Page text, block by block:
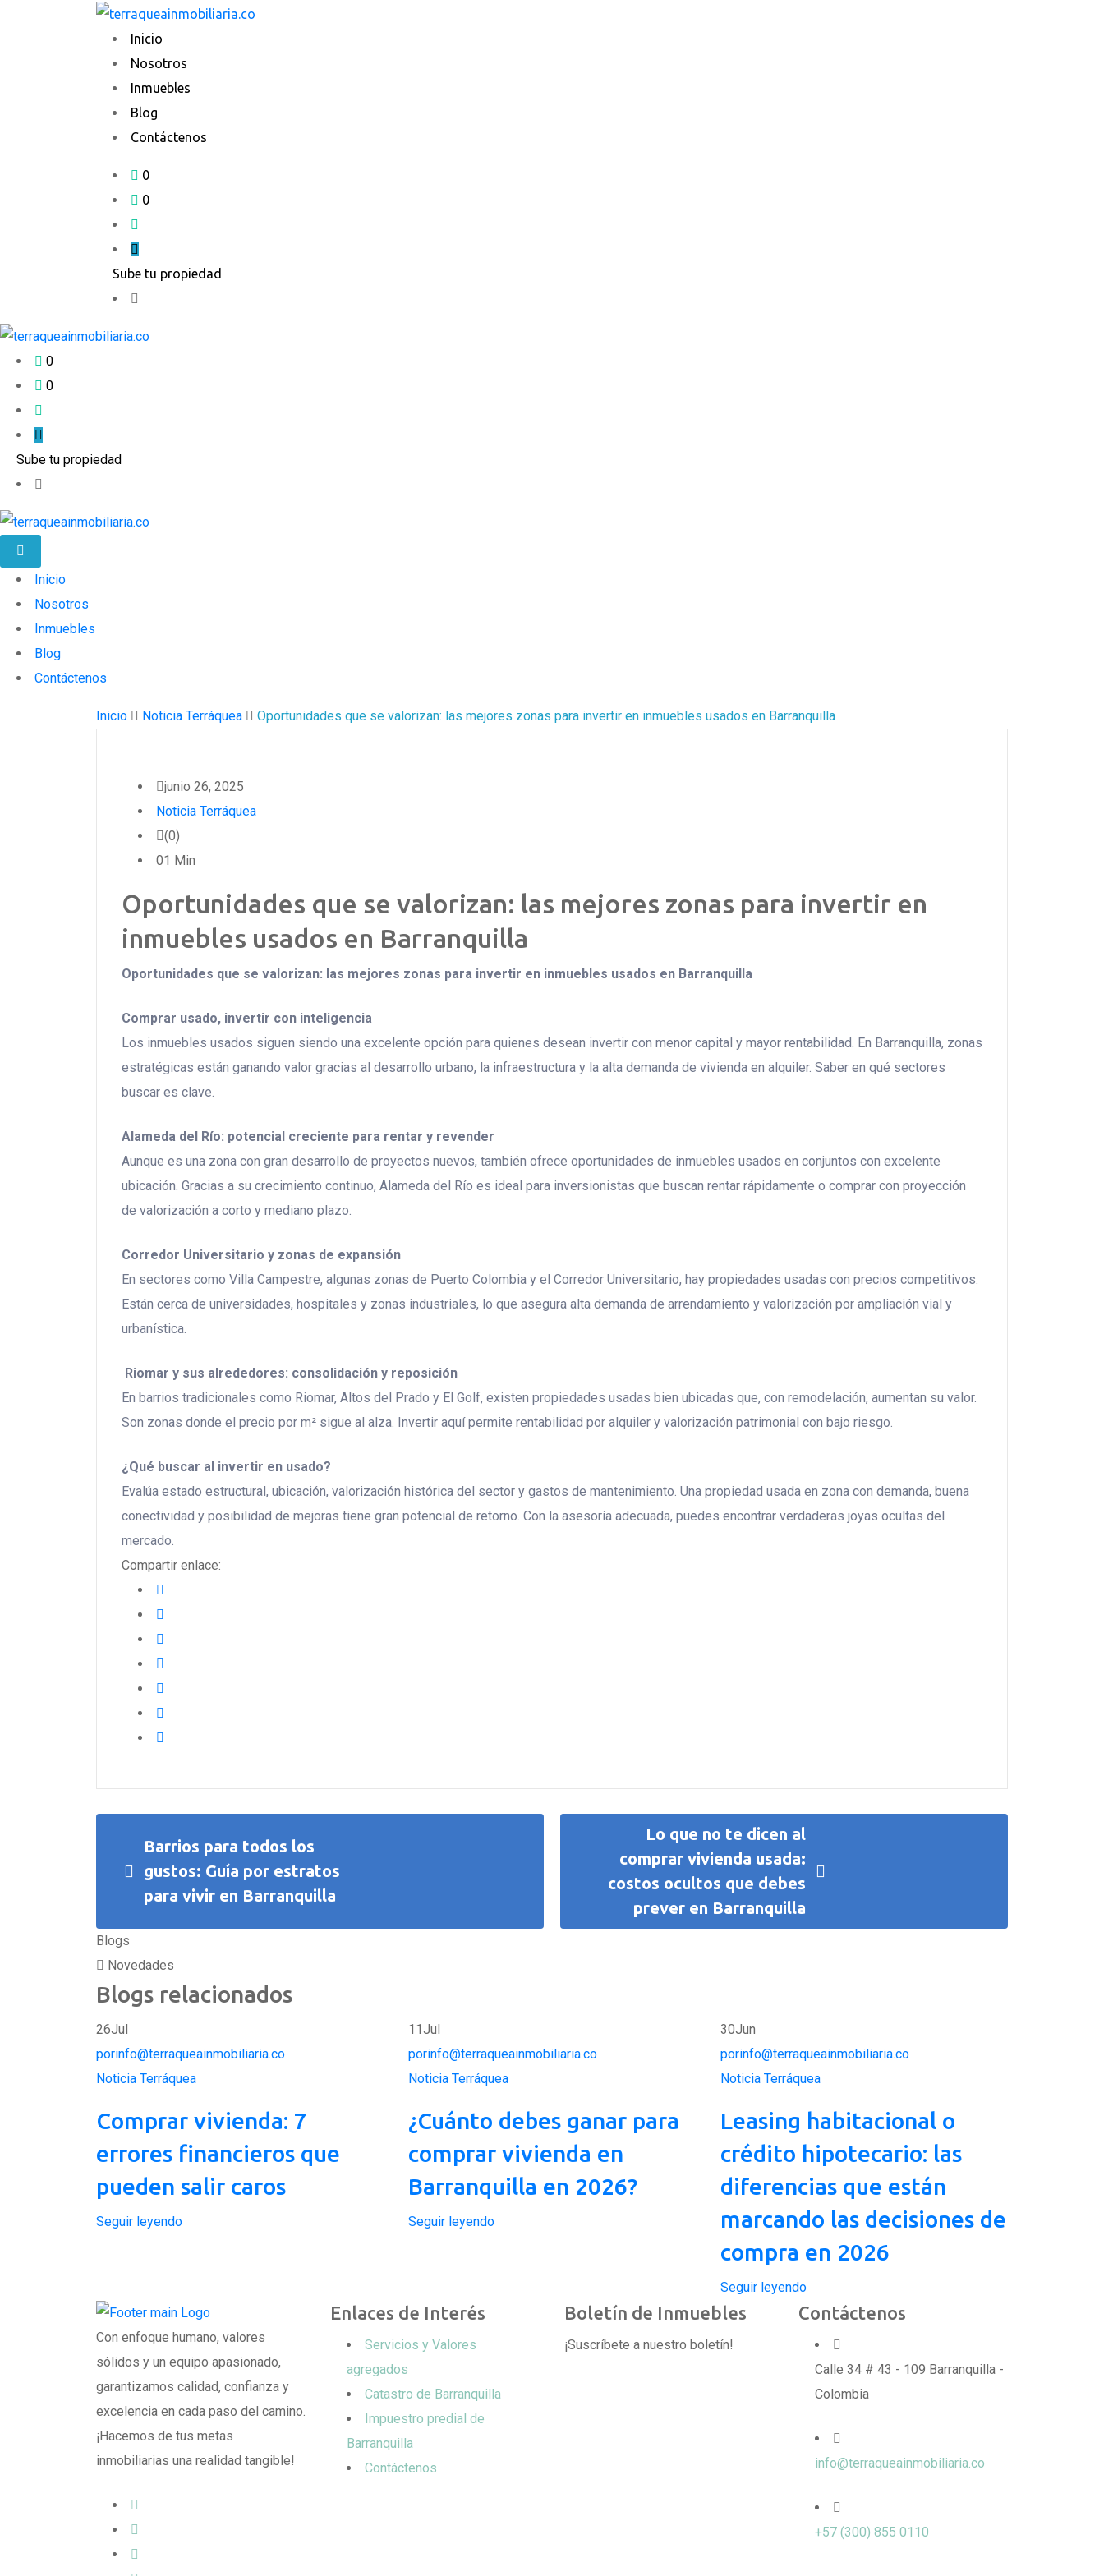
Inicio
Nosotros
Inmuebles
Blog
Contáctenos
0
0
Sube tu propiedad
0
0
Sube tu propiedad
Inicio
Nosotros
Inmuebles
Blog
Contáctenos
Inicio Noticia Terráquea Oportunidades que se valorizan: las mejores zonas para invertir en inmuebles usados en Barranquilla
junio 26, 2025
Noticia Terráquea
(0)
01 Min
Oportunidades que se valorizan: las mejores zonas para invertir en
inmuebles usados en Barranquilla
Oportunidades que se valorizan: las mejores zonas para invertir en inmuebles usados en Barranquilla
Comprar usado, invertir con inteligencia
Los inmuebles usados siguen siendo una excelente opción para quienes desean invertir con menor capital y mayor rentabilidad. En Barranquilla, zonas
estratégicas están ganando valor gracias al desarrollo urbano, la infraestructura y la alta demanda de vivienda en alquiler. Saber en qué sectores
buscar es clave.
Alameda del Río: potencial creciente para rentar y revender
Aunque es una zona con gran desarrollo de proyectos nuevos, también ofrece oportunidades de inmuebles usados en conjuntos con excelente
ubicación. Gracias a su crecimiento continuo, Alameda del Río es ideal para inversionistas que buscan rentar rápidamente o comprar con proyección
de valorización a corto y mediano plazo.
Corredor Universitario y zonas de expansión
En sectores como Villa Campestre, algunas zonas de Puerto Colombia y el Corredor Universitario, hay propiedades usadas con precios competitivos.
Están cerca de universidades, hospitales y zonas industriales, lo que asegura alta demanda de arrendamiento y valorización por ampliación vial y
urbanística.
Riomar y sus alrededores: consolidación y reposición
En barrios tradicionales como Riomar, Altos del Prado y El Golf, existen propiedades usadas bien ubicadas que, con remodelación, aumentan su valor.
Son zonas donde el precio por m² sigue al alza. Invertir aquí permite rentabilidad por alquiler y valorización patrimonial con bajo riesgo.
¿Qué buscar al invertir en usado?
Evalúa estado estructural, ubicación, valorización histórica del sector y gastos de mantenimiento. Una propiedad usada en zona con demanda, buena
conectividad y posibilidad de mejoras tiene gran potencial de retorno. Con la asesoría adecuada, puedes encontrar verdaderas joyas ocultas del
mercado.
Compartir enlace:
Barrios para todos los
gustos: Guía por estratos
para vivir en Barranquilla
Lo que no te dicen al
comprar vivienda usada:
costos ocultos que debes
prever en Barranquilla
Blogs
Novedades
Blogs relacionados
26Jul
porinfo@terraqueainmobiliaria.co
Noticia Terráquea
Comprar vivienda: 7
errores financieros que
pueden salir caros
Seguir leyendo
11Jul
porinfo@terraqueainmobiliaria.co
Noticia Terráquea
¿Cuánto debes ganar para
comprar vivienda en
Barranquilla en 2026?
Seguir leyendo
30Jun
porinfo@terraqueainmobiliaria.co
Noticia Terráquea
Leasing habitacional o
crédito hipotecario: las
diferencias que están
marcando las decisiones de
compra en 2026
Seguir leyendo
Con enfoque humano, valores
sólidos y un equipo apasionado,
garantizamos calidad, confianza y
excelencia en cada paso del camino.
¡Hacemos de tus metas
inmobiliarias una realidad tangible!
Enlaces de Interés
Servicios y Valores
agregados
Catastro de Barranquilla
Impuestro predial de
Barranquilla
Contáctenos
Boletín de Inmuebles
¡Suscríbete a nuestro boletín!
Contáctenos
Calle 34 # 43 - 109 Barranquilla -
Colombia
info@terraqueainmobiliaria.co
+57 (300) 855 0110